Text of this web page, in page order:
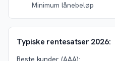
Minimum lånebeløp
Typiske rentesatser 2026:
Beste kunder (AAA):